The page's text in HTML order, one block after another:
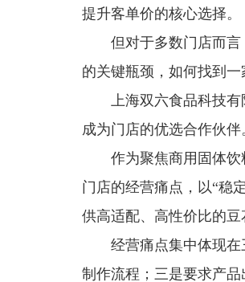
提升客单价的核心选择。
但对于多数门店而
的关键瓶颈，如何找到一
上海双六食品科技
成为门店的优选合作伙伴
作为聚焦商用固体
门店的经营痛点，以“稳
供高适配、高性价比的豆
经营痛点集中体现
制作流程；三是要求产